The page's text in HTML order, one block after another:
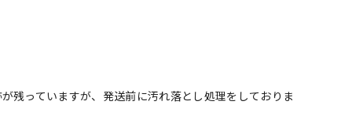
残っていますが、発送前に汚れ落とし処理をしておりま